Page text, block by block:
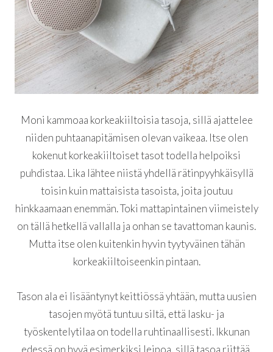
Moni kammoaa korkeakiiltoisia tasoja, sillä ajattelee
niiden puhtaanapitämisen olevan vaikeaa. Itse olen
kokenut korkeakiiltoiset tasot todella helpoiksi
puhdistaa. Lika lähtee niistä yhdellä rätinpyyhkäisyllä
toisin kuin mattaisista tasoista, joita joutuu
hinkkaamaan enemmän. Toki mattapintainen viimeistely
on tällä hetkellä vallalla ja onhan se tavattoman kaunis.
Mutta itse olen kuitenkin hyvin tyytyväinen tähän
korkeakiiltoiseenkin pintaan.
Tason ala ei lisääntynyt keittiössä yhtään, mutta uusien
tasojen myötä tuntuu siltä, että lasku- ja
työskentelytilaa on todella ruhtinaallisesti. Ikkunan
edessä on hyvä esimerkiksi leipoa, sillä tasoa riittää.